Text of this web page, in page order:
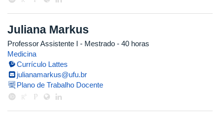
Juliana Markus
Professor Assistente I - Mestrado - 40 horas
Medicina
Currículo Lattes
julianamarkus@ufu.br
Plano de Trabalho Docente